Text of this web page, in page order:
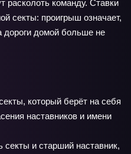
расколоть команду. Ставки
секты: проигрыш означает,
дороги домой больше не
который берёт на себя
наставников и имени
и старший наставник,